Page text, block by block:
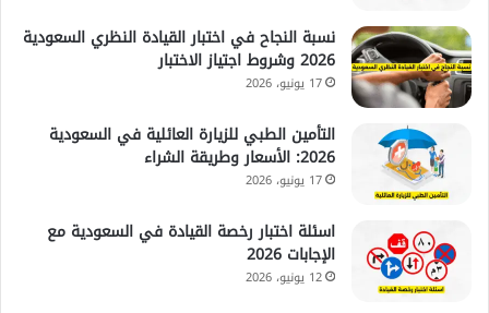
نسبة النجاح في اختبار القيادة النظري السعودية
2026 وشروط اجتياز الاختبار
17 يونيو، 2026
التأمين الطبي للزيارة العائلية في السعودية
2026: الأسعار وطريقة الشراء
17 يونيو، 2026
اسئلة اختبار رخصة القيادة في السعودية مع
الإجابات 2026
12 يونيو، 2026